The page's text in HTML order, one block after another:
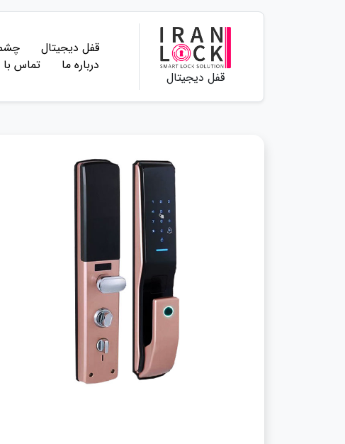
قفل دیجیتال
قفل دیجیتال
درباره ما
تماس با